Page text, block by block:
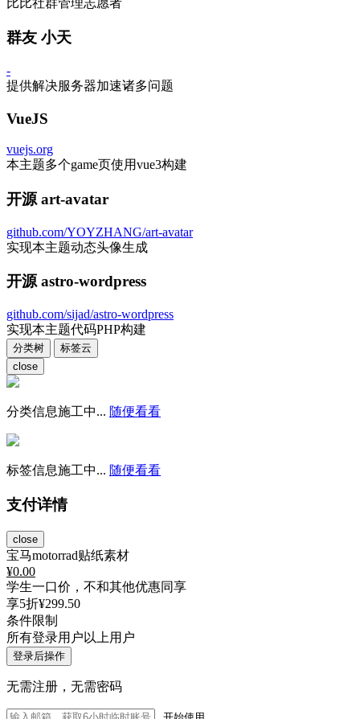
比比社群管理志愿者
群友 小天
-
提供解决服务器加速诸多问题
VueJS
vuejs.org
本主题多个game页使用vue3构建
开源 art-avatar
github.com/YOYZHANG/art-avatar
实现本主题动态头像生成
开源 astro-wordpress
github.com/sijad/astro-wordpress
实现本主题代码PHP构建
分类树
标签云
close
分类信息施工中... 随便看看
标签信息施工中... 随便看看
支付详情
close
宝马motorrad贴纸素材
¥0.00
学生一口价，不和其他优惠同享
享5折¥299.50
条件限制
所有登录用户以上用户
登录后操作
无需注册，无需密码